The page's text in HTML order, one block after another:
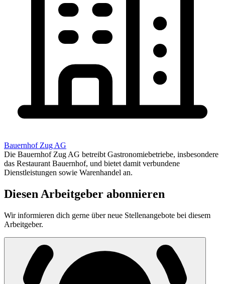
Bauernhof Zug AG
Die Bauernhof Zug AG betreibt Gastronomiebetriebe, insbesondere
das Restaurant Bauernhof, und bietet damit verbundene
Dienstleistungen sowie Warenhandel an.
Diesen Arbeitgeber abonnieren
Wir informieren dich gerne über neue Stellenangebote bei diesem
Arbeitgeber.